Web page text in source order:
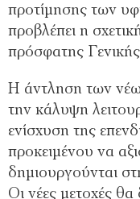
προτίμησης των
προβλέπει η
πρόσφατης
Η άντληση των
την κάλυψη
ενίσχυση της
προκειμένου να
δημιουργούνται
Οι νέες μετοχές θα